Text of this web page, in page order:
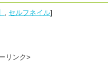
セルフネイル]
リンク>